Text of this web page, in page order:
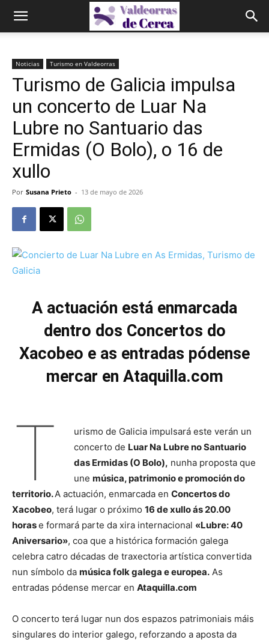
Noticias Turismo en Valdeorras
Turismo de Galicia impulsa
un concerto de Luar Na
Lubre no Santuario das
Ermidas (O Bolo), o 16 de
xullo
Por Susana Prieto - 13 de mayo de 2026
A actuación está enmarcada
dentro dos Concertos do
Xacobeo e as entradas pódense
mercar en Ataquilla.com
T
urismo de Galicia impulsará este verán un
concerto de Luar Na Lubre no Santuario
das Ermidas (O Bolo), nunha proposta que
une música, patrimonio e promoción do
territorio.A actuación, enmarcada en Concertos do
Xacobeo, terá lugar o próximo 16 de xullo ás 20.00
horase formará parte da xira internacional «Lubre: 40
Aniversario», coa que a histórica formación galega
celebra catro décadas de traxectoria artística convertida
nun símbolo da música folk galega e europea. As
entradas pódense mercar en Ataquilla.com
O concerto terá lugar nun dos espazos patrimoniais máis
singulares do interior galego, reforzando a aposta da